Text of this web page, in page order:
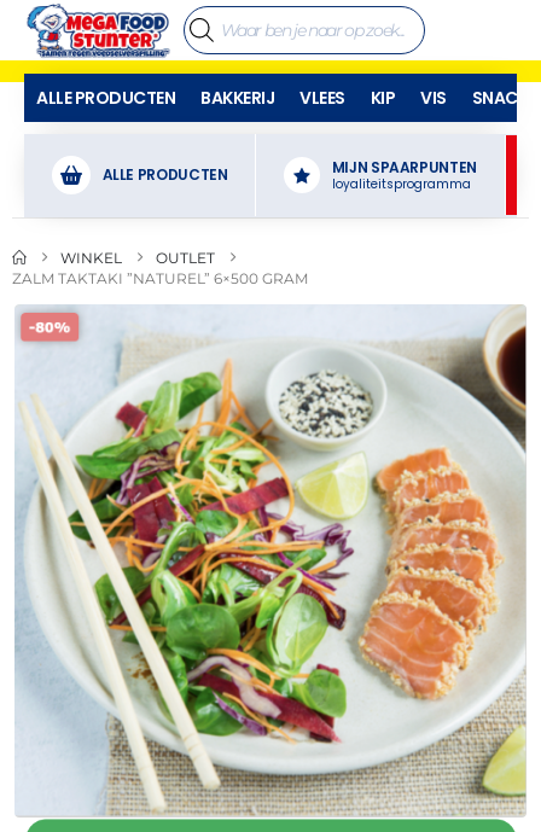
ALLE PRODUCTEN BAKKERIJ VLEES KIP VIS SNACKS
ALLE PRODUCTEN MIJN SPAARPUNTEN
loyaliteitsprogramma
WINKEL
OUTLET
ZALM TAKTAKI ”NATUREL” 6×500 GRAM